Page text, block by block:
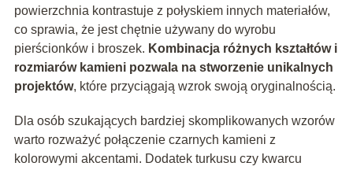
powierzchnia kontrastuje z połyskiem innych materiałów,
co sprawia, że jest chętnie używany do wyrobu
pierścionków i broszek. Kombinacja różnych kształtów i
rozmiarów kamieni pozwala na stworzenie unikalnych
projektów, które przyciągają wzrok swoją oryginalnością.
Dla osób szukających bardziej skomplikowanych wzorów
warto rozważyć połączenie czarnych kamieni z
kolorowymi akcentami. Dodatek turkusu czy kwarcu